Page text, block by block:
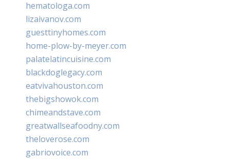
hematologa.com
lizaivanov.com
guesttinyhomes.com
home-plow-by-meyer.com
palatelatincuisine.com
blackdoglegacy.com
eatvivahouston.com
thebigshowok.com
chimeandstave.com
greatwallseafoodny.com
theloverose.com
gabriovoice.com